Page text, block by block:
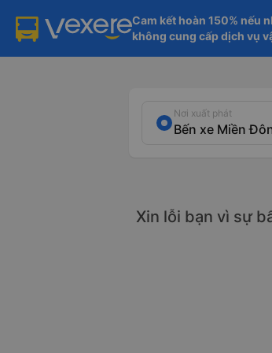
Cam kết hoàn 150% nếu
không cung cấp dịch vụ
Nơi xuất phát
Xin lỗi bạn vì sự